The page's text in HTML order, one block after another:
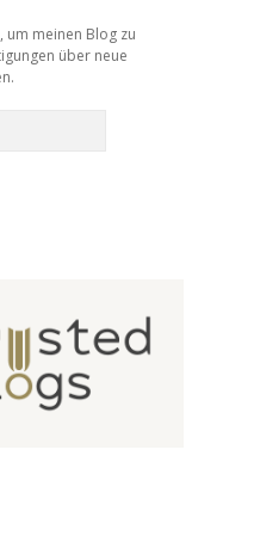
um meinen Blog zu
über neue